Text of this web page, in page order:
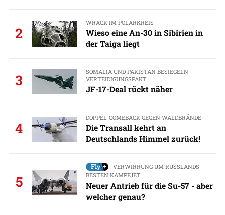
2
WRACK IM POLARKREIS
Wieso eine An-30 in Sibirien in
der Taiga liegt
3
SOMALIA UND PAKISTAN BESIEGELN
VERTEIDIGUNGSPAKT
JF-17-Deal rückt näher
4
DOPPEL-COMEBACK GEGEN WALDBRÄNDE
Die Transall kehrt an
Deutschlands Himmel zurück!
5
VERWIRRUNG UM RUSSLANDS
BESTEN KAMPFJET
Neuer Antrieb für die Su-57 - aber
welcher genau?